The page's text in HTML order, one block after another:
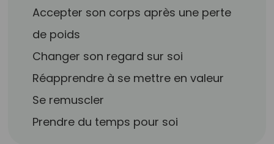
Accepter son corps après une perte
de poids
Changer son regard sur soi
Réapprendre à se mettre en valeur
Se remuscler
Prendre du temps pour soi